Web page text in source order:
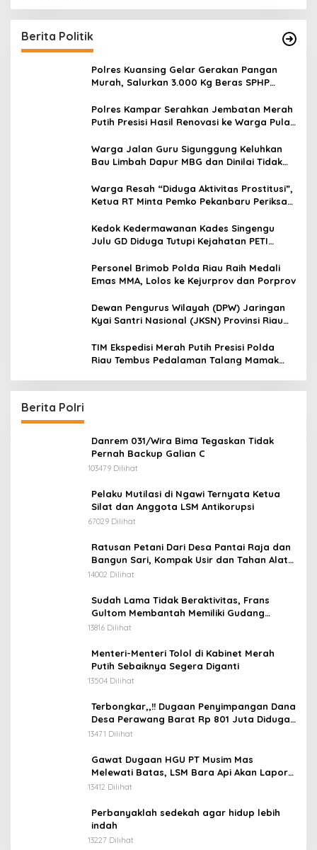
Berita Politik
Polres Kuansing Gelar Gerakan Pangan
Murah, Salurkan 3.000 Kg Beras SPHP
Polres Kampar Serahkan Jembatan Merah
Putih Presisi Hasil Renovasi ke Warga Pulau
Warga Jalan Guru Sigunggung Keluhkan
Bau Limbah Dapur MBG dan Dinilai Tidak
Warga Resah “Diduga Aktivitas Prostitusi”,
Ketua RT Minta Pemko Pekanbaru Periksa
Jalan Tanjung Datuk
Kedok Kedermawanan Kades Singengu
Julu GD Diduga Tutupi Kejahatan PETI
Personel Brimob Polda Riau Raih Medali
Emas MMA, Lolos ke Kejurprov dan Porprov
Dewan Pengurus Wilayah (DPW) Jaringan
Kyai Santri Nasional (JKSN) Provinsi Riau
audiensi ke Badan Kesatuan Bangsa dan
Politik (Kesbangpol) Provinsi Riau
TIM Ekspedisi Merah Putih Presisi Polda
Riau Tembus Pedalaman Talang Mamak
Berita Polri
Danrem 031/Wira Bima Tegaskan Tidak
Pernah Backup Galian C
103479 Dilihat
Pelaku Mutilasi di Ngawi Ternyata Ketua
Silat dan Anggota LSM Antikorupsi
67029 Dilihat
Ratusan Petani Dari Desa Pantai Raja dan
Bangun Sari, Kompak Usir dan Tahan Alat
Berat Milik Hanafi Cs.
14002 Dilihat
Sudah Lama Tidak Beraktivitas, Frans
Gultom Membantah Memiliki Gudang
Penimbunan BBM
13816 Dilihat
Menteri-Menteri Tolol di Kabinet Merah
Putih Sebaiknya Segera Diganti
13504 Dilihat
Terbongkar,,!! Dugaan Penyimpangan Dana
Desa Perawang Barat Rp 801 Juta Diduga
Tidak Jelas Penggunaannya
13471 Dilihat
Gawat Dugaan HGU PT Musim Mas
Melewati Batas, LSM Bara Api Akan Lapor
ke APH dan Satgas PKH
13412 Dilihat
Perbanyaklah sedekah agar hidup lebih
indah
13227 Dilihat